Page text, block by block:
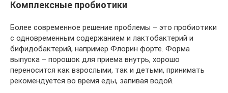
Комплексные пробиотики
Более современное решение проблемы – это пробиотики
с одновременным содержанием и лактобактерий и
бифидобактерий, например Флорин форте. Форма
выпуска – порошок для приема внутрь, хорошо
переносится как взрослыми, так и детьми, принимать
рекомендуется во время еды, запивая водой.